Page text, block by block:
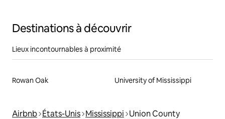
Destinations à découvrir
Lieux incontournables à proximité
Rowan Oak University of Mississippi
Airbnb États-Unis Mississippi Union County